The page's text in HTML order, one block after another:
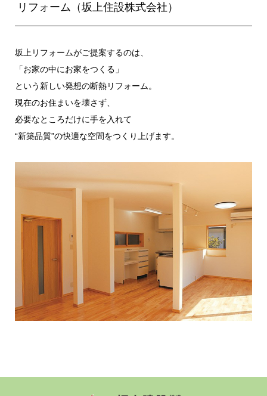
リフォーム（坂上住設株式会社）
坂上リフォームがご提案するのは、
「お家の中にお家をつくる」
という新しい発想の断熱リフォーム。
現在のお住まいを壊さず、
必要なところだけに手を入れて
“新築品質”の快適な空間をつくり上げます。